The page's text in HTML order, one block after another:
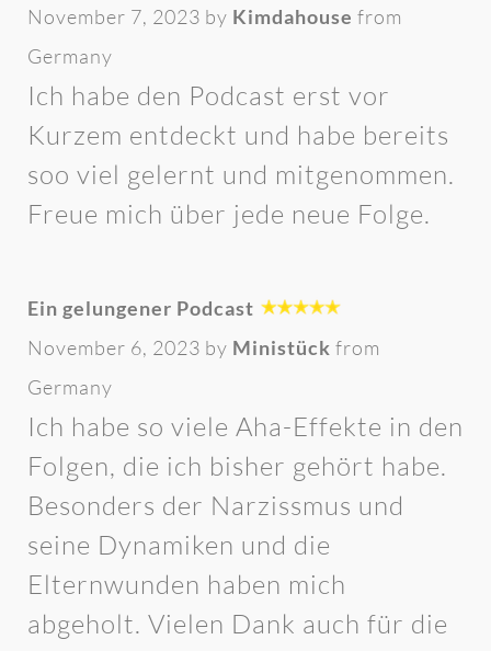
November 7, 2023 by Kimdahouse from
Germany
Ich habe den Podcast erst vor
Kurzem entdeckt und habe bereits
soo viel gelernt und mitgenommen.
Freue mich über jede neue Folge.
Ein gelungener Podcast
November 6, 2023 by Ministück from
Germany
Ich habe so viele Aha-Effekte in den
Folgen, die ich bisher gehört habe.
Besonders der Narzissmus und
seine Dynamiken und die
Elternwunden haben mich
abgeholt. Vielen Dank auch für die